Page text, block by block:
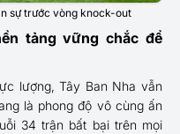
sự trước vòng knock-out
tảng vững chắc để
lượng, Tây Ban Nha vẫn
là phong độ vô cùng ấn
34 trận bất bại trên mọi